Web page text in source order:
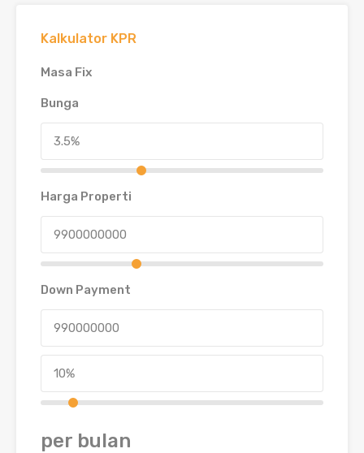
Kalkulator KPR
Masa Fix
Bunga
Harga Properti
Down Payment
per bulan